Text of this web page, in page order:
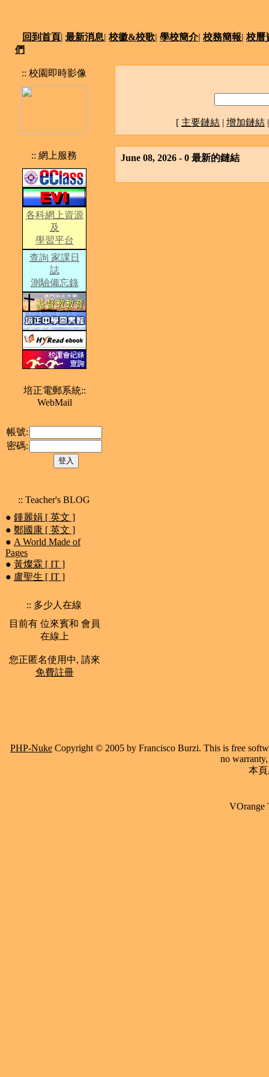
回到首頁| 最新消息| 校徽&校歌| 學校簡介| 校務簡報| 校曆
們
:: 校園即時影像
:: 網上服務
各科網上資源
及
學習平台
查詢 家課日
誌
測驗備忘錄
培正電郵系統::
WebMail
帳號:
密碼:
:: Teacher's BLOG
● 鍾麗娟 [ 英文 ]
● 鄭國康 [ 英文 ]
● A World Made of
Pages
● 黃燦霖 [ IT ]
● 盧聖生 [ IT ]
:: 多少人在線
目前有 位來賓和 會員
在線上
您正匿名使用中, 請來
免費註冊
[ 主要鏈結 | 增加鏈結
June 08, 2026 - 0 最新的鏈結
PHP-Nuke Copyright © 2005 by Francisco Burzi. This is free
no
本
VOrange